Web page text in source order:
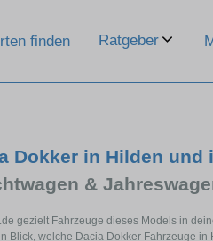
finden Ratgeber
Dokker in Hilden und
&
gezielt Fahrzeuge dieses Models in
Blick, welche Dacia Dokker Fahrzeuge in